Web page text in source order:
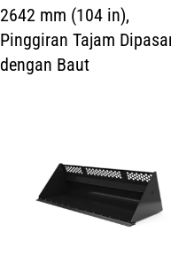
2642 mm (104 in),
Pinggiran Tajam
dengan Baut